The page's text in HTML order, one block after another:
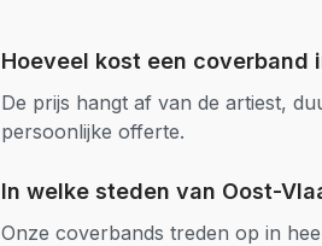
Hoeveel kost een coverband
De prijs hangt af van de artiest,
persoonlijke offerte.
In welke steden van Oost-
Onze coverbands treden op in